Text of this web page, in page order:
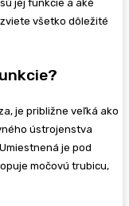
jej funkcie a aké
všetko dôležité
je približne veľká ako
ústrojenstva
je pod
močovú trubicu,